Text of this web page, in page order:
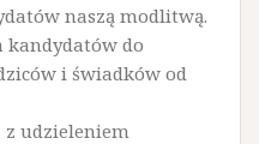
naszą modlitwą.
kandydatów do
i świadków od
z udzieleniem